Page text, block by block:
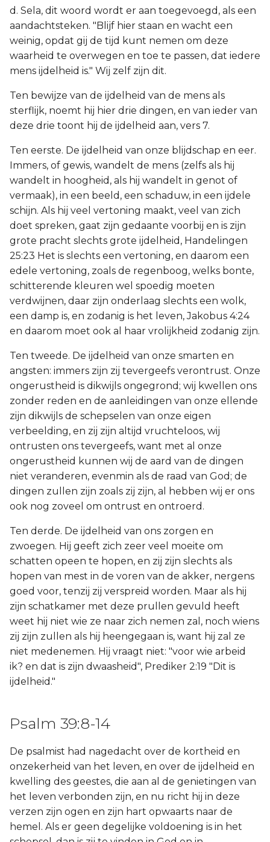
d. Sela, dit woord wordt er aan toegevoegd, als een
aandachtsteken. "Blijf hier staan en wacht een
weinig, opdat gij de tijd kunt nemen om deze
waarheid te overwegen en toe te passen, dat iedere
mens ijdelheid is." Wij zelf zijn dit.
Ten bewijze van de ijdelheid van de mens als
sterflijk, noemt hij hier drie dingen, en van ieder van
deze drie toont hij de ijdelheid aan, vers 7.
Ten eerste. De ijdelheid van onze blijdschap en eer.
Immers, of gewis, wandelt de mens (zelfs als hij
wandelt in hoogheid, als hij wandelt in genot of
vermaak), in een beeld, een schaduw, in een ijdele
schijn. Als hij veel vertoning maakt, veel van zich
doet spreken, gaat zijn gedaante voorbij en is zijn
grote pracht slechts grote ijdelheid, Handelingen
25:23 Het is slechts een vertoning, en daarom een
edele vertoning, zoals de regenboog, welks bonte,
schitterende kleuren wel spoedig moeten
verdwijnen, daar zijn onderlaag slechts een wolk,
een damp is, en zodanig is het leven, Jakobus 4:24
en daarom moet ook al haar vrolijkheid zodanig zijn.
Ten tweede. De ijdelheid van onze smarten en
angsten: immers zijn zij tevergeefs verontrust. Onze
ongerustheid is dikwijls ongegrond; wij kwellen ons
zonder reden en de aanleidingen van onze ellende
zijn dikwijls de schepselen van onze eigen
verbeelding, en zij zijn altijd vruchteloos, wij
ontrusten ons tevergeefs, want met al onze
ongerustheid kunnen wij de aard van de dingen
niet veranderen, evenmin als de raad van God; de
dingen zullen zijn zoals zij zijn, al hebben wij er ons
ook nog zoveel om ontrust en ontroerd.
Ten derde. De ijdelheid van ons zorgen en
zwoegen. Hij geeft zich zeer veel moeite om
schatten opeen te hopen, en zij zijn slechts als
hopen van mest in de voren van de akker, nergens
goed voor, tenzij zij verspreid worden. Maar als hij
zijn schatkamer met deze prullen gevuld heeft
weet hij niet wie ze naar zich nemen zal, noch wiens
zij zijn zullen als hij heengegaan is, want hij zal ze
niet medenemen. Hij vraagt niet: "voor wie arbeid
ik? en dat is zijn dwaasheid", Prediker 2:19 "Dit is
ijdelheid."
Psalm 39:8-14
De psalmist had nagedacht over de kortheid en
onzekerheid van het leven, en over de ijdelheid en
kwelling des geestes, die aan al de genietingen van
het leven verbonden zijn, en nu richt hij in deze
verzen zijn ogen en zijn hart opwaarts naar de
hemel. Als er geen degelijke voldoening is in het